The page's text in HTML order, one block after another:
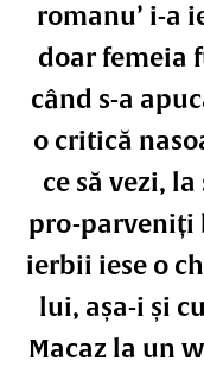
romanu’ i-a
doar femeia
când s-a
o critică
ce să vezi,
pro-parveniți
ierbii iese o
lui, așa-i și
Macaz la un